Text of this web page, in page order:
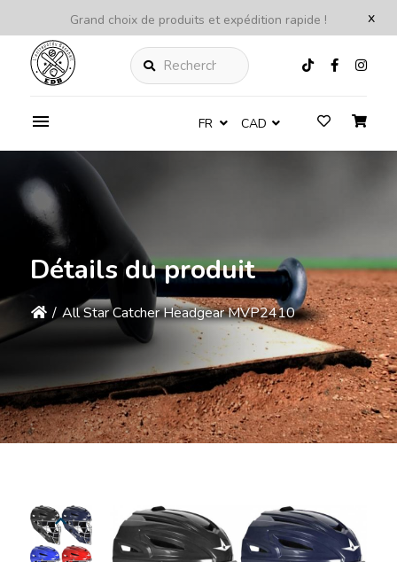
x
Grand choix de produits et expédition rapide !
Rechercher
FR CAD
Détails du produit
/ All Star Catcher Headgear MVP2410